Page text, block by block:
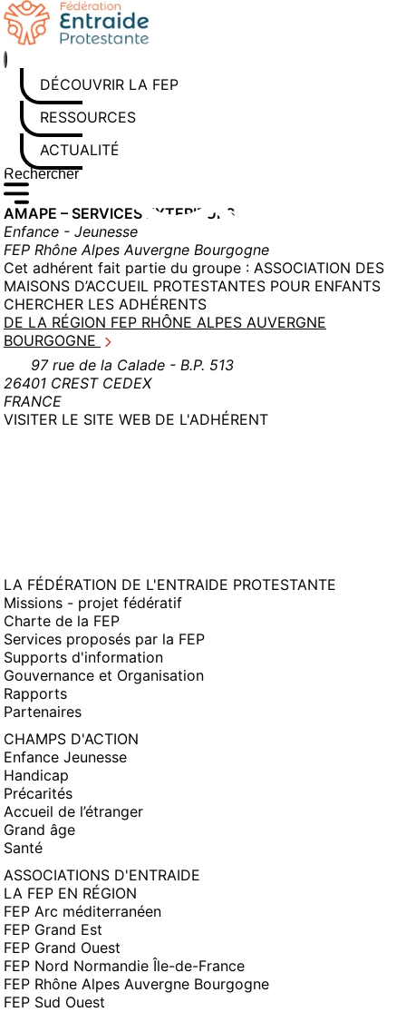
Aller
au
contenu
DÉCOUVRIR LA FEP
RESSOURCES
ACTUALITÉS
Rechercher sur le site
Saisissez au moins 3 caractères pour lancer la recherche
AMAPE – SERVICES EXTERIEURS
Enfance - Jeunesse
FEP Rhône Alpes Auvergne Bourgogne
Cet adhérent fait partie du groupe : ASSOCIATION DES
MAISONS D’ACCUEIL PROTESTANTES POUR ENFANTS
CHERCHER LES ADHÉRENTS
DE LA RÉGION FEP RHÔNE ALPES AUVERGNE
BOURGOGNE
97 rue de la Calade - B.P. 513
26401 CREST CEDEX
FRANCE
VISITER LE SITE WEB DE L'ADHÉRENT(NOUVELLE
LA FÉDÉRATION DE L'ENTRAIDE PROTESTANTE
Missions - projet fédératif
Charte de la FEP
Services proposés par la FEP
Supports d'information
Gouvernance et Organisation
Rapports
Partenaires
CHAMPS D'ACTION
Enfance Jeunesse
Handicap
Précarités
Accueil de l’étranger
Grand âge
Santé
ASSOCIATIONS D'ENTRAIDE
LA FEP EN RÉGION
FEP Arc méditerranéen
FEP Grand Est
FEP Grand Ouest
FEP Nord Normandie Île-de-France
FEP Rhône Alpes Auvergne Bourgogne
FEP Sud Ouest